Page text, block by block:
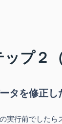
プ２
タを修正し
実行前でしたら